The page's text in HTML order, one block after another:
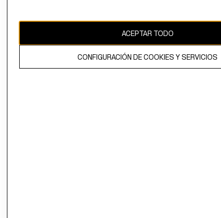
CAMBIAR REGIÓN
ACEPTAR TODO
CONFIGURACIÓN DE COOKIES Y SERVICIOS